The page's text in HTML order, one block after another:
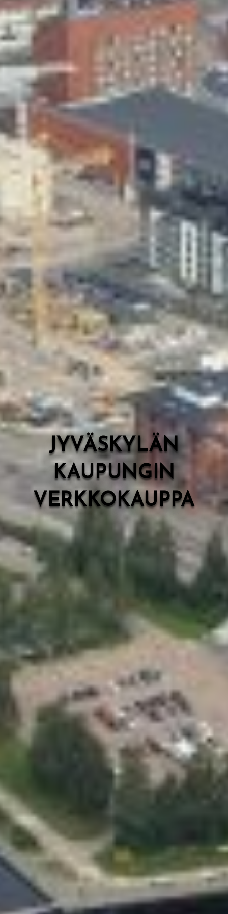
Skeittihalli
Varhaiskasvatus
Ateria- ja välipalamaksut
Mämminiemi
Taideapteekki
Kirjasto
Valon Kaupunki
Lasten Lysti & LystiKylä-festivaali
Ohje
English
JYVÄSKYLÄN
KAUPUNGIN
VERKKOKAUPPA